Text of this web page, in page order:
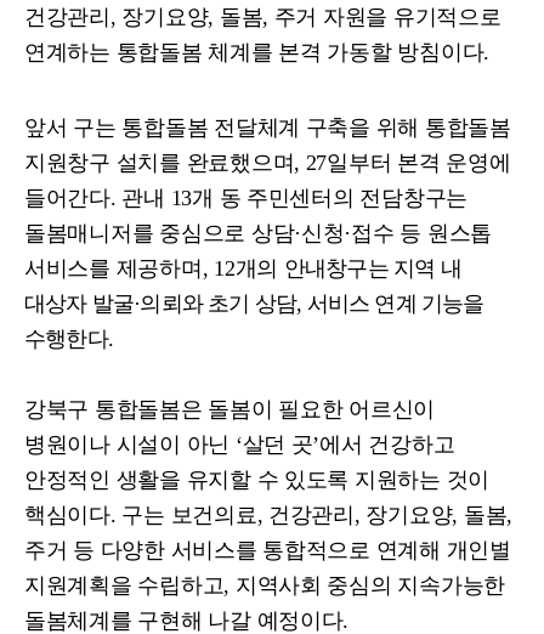
건강관리 , 장기요양, 돌봄, 주거 자원을 유기적으로
연계하는 통합돌봄 체계를 본격 가동할 방침이다.
앞서 구는 통합돌봄 전달체계 구축을 위해 통합돌봄
지원창구 설치를 완료했으며 , 27일부터 본격 운영에
들어간다. 관내 13개 동 주민센터의 전담창구는
돌봄매니저를 중심으로 상담·신청·접수 등 원스톱
서비스를 제공하며 , 12개의 안내창구는 지역 내
대상자 발굴·의뢰와 초기 상담, 서비스 연계 기능을
수행한다.
강북구 통합돌봄은 돌봄이 필요한 어르신이
병원이나 시설이 아닌 ‘살던 곳’에서 건강하고
안정적인 생활을 유지할 수 있도록 지원하는 것이
핵심이다. 구는 보건의료, 건강관리 , 장기요양, 돌봄,
주거 등 다양한 서비스를 통합적으로 연계해 개인별
지원계획을 수립하고, 지역사회 중심의 지속가능한
돌봄체계를 구현해 나갈 예정이다.